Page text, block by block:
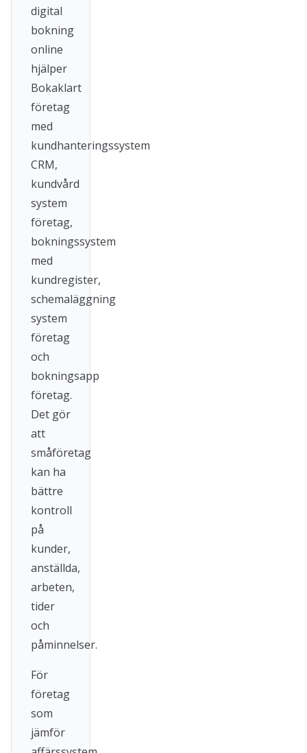
digital
bokning
online
hjälper
Bokaklart
företag
med
kundhanteringssystem
CRM,
kundvård
system
företag,
bokningssystem
med
kundregister,
schemaläggning
system
företag
och
bokningsapp
företag.
Det gör
att
småföretag
kan ha
bättre
kontroll
på
kunder,
anställda,
arbeten,
tider
och
påminnelser.
För
företag
som
jämför